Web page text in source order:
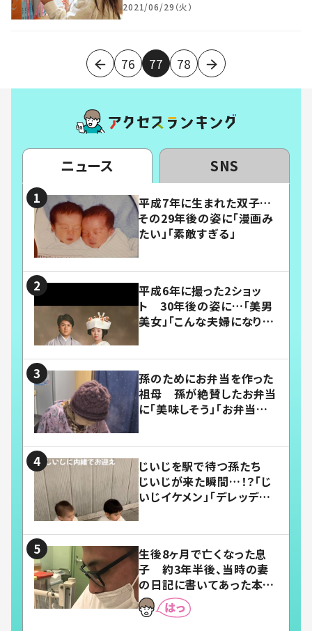
2021/06/29（火）
76 77 78
ニュース SNS
平成7年に生まれた双子…
その29年後の姿に「漫画み
たい」「素敵すぎる」
平成6年に撮った2ショッ
ト 30年後の姿に…「美男
美女」「こんな夫婦になりた
孫のためにお弁当を作った
祖母 孫が絶賛したお弁当
に「美味しそう」「お弁当すご
じいじを駅で待つ孫たち
じいじが来た瞬間…！？「じ
いじイケメン」「デレッデレ」
生後8ヶ月で亡くなった息
子 約3年半後、当時の妻
の日記に書いてあった本音
とは